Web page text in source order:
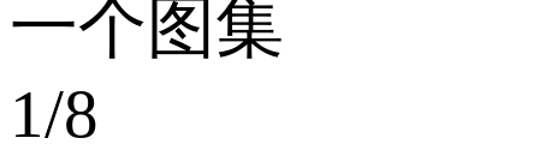
一个图集
1/8